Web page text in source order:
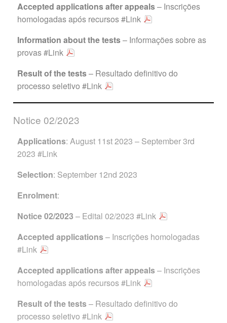
Accepted applications afterappeals– Inscrições
homologadas após recursos#Link
Information about the tests– Informações sobre as
provas#Link
Result of the tests– Resultado definitivo do
processo seletivo #Link
Notice 02/2023
Applications: August 11st 2023 – September 3rd
2023 #Link
Selection: September 12nd 2023
Enrolment:
Notice 02/2023 – Edital 02/2023 #Link
Accepted applications– Inscrições homologadas
#Link
Accepted applications afterappeals– Inscrições
homologadas após recursos#Link
Result of the tests– Resultado definitivo do
processo seletivo #Link